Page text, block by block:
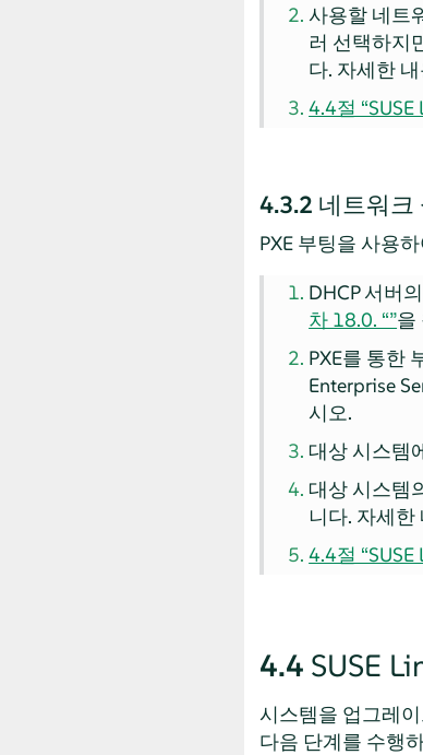
사용할 네트
러 선택하지
다. 자세한
4.4절
4.3.2 네트워크
PXE 부팅을 사용
DHCP 서버
차 18.0. “”을
PXE를 통한
Enterprise
시오.
대상 시스템
대상 시스템
니다. 자세한
4.4절
4.4 SUSE
시스템을 업그레
다음 단계를 수행